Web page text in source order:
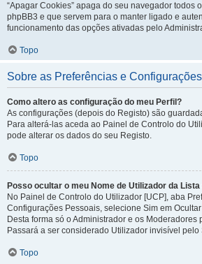
“Apagar Cookies” apaga do seu navegador todos
phpBB3 e que servem para o manter ligado e
funcionamento das opções ativadas pelo
Topo
Sobre as Preferências e
Como altero as configuração do meu Perfil?
As configurações (depois do Registo) são
Para alterá-las aceda ao Painel de Controlo do
pode alterar os dados do seu Registo.
Topo
Posso ocultar o meu Nome de Utilizador da
No Painel de Controlo do Utilizador [UCP], aba
Configurações Pessoais, selecione Sim em
Desta forma só o Administrador e os Moderadores
Passará a ser considerado Utilizador invisível pelo
Topo